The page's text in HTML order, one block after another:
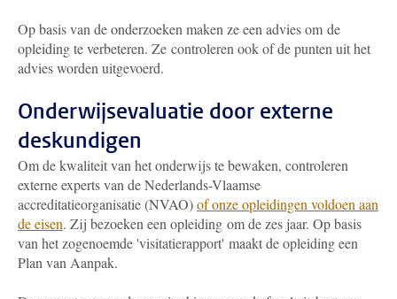
Op basis van de onderzoeken maken ze een advies om de
opleiding te verbeteren. Ze controleren ook of de punten uit het
advies worden uitgevoerd.
Onderwijsevaluatie door externe
deskundigen
Om de kwaliteit van het onderwijs te bewaken, controleren
externe experts van de Nederlands-Vlaamse
accreditatieorganisatie (NVAO)of onze opleidingen voldoen aan
de eisen. Zij bezoeken een opleiding om de zes jaar. Op basis
van het zogenoemde 'visitatierapport' maakt de opleiding een
Plan van Aanpak.